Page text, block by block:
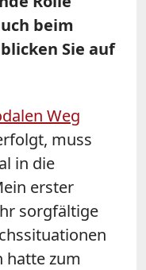
beim
Sie auf
Weg
muss
in die
erster
sorgfältige
hatte zum